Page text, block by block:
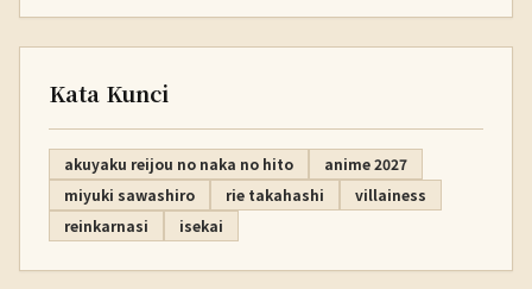
Kata Kunci
akuyaku reijou no naka no hito
anime 2027
miyuki sawashiro
rie takahashi
villainess
reinkarnasi
isekai